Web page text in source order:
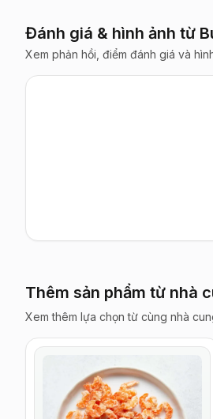
Đánh giá & hình ảnh từ
Xem phản hồi, điểm đánh giá và
Thêm sản phẩm từ nhà
Xem thêm lựa chọn từ cùng nhà